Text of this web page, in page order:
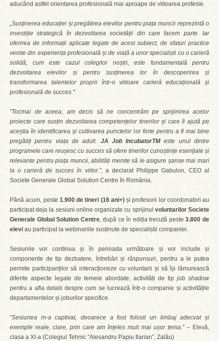
aducând astfel orientarea profesională mai aproape de viitoarea profesie.
„Susținerea educației și pregătirea elevilor pentru piața muncii reprezintă o
investiție strategică în dezvoltarea societății din care facem parte. Iar
oferirea de informații aplicate legate de acest subiect, de sfaturi practice
venite din experiența profesională și de viață a unor specialiști cu o carieră
solidă, cum este cazul colegilor noștri, este fundamentală pentru
dezvoltarea elevilor și pentru susținerea lor în descoperirea și
transformarea talentelor proprii într-o viitoare carieră educațională și
profesională de succes."
"Tocmai de aceea, am decis să ne concentrăm pe sprijinirea acelor
proiecte care susțin dezvoltarea competențelor tinerilor și care îi ajută pe
aceștia în identificarea și cultivarea punctelor lor forte pentru a fi mai bine
pregătiți pentru viața de adult. JA Job IncubatorTM este unul dintre
programele care reușesc cu succes să ofere tinerilor cunoștințe esențiale și
relevante pentru piața muncii, abilități menite să le asigure șanse mai mari
la o carieră de succes în viitor.”, a declarat Philippe Gabulon, CEO al
Societe Generale Global Solution Centre în România.
Până acum, peste 1.900 de tineri (16 ani+)și profesorii lor coordonatori au
participat deja la sesiuni online organizate cu sprijinul voluntarilor Societe
Generale Global Solution Centre, după ce în ediția trecută peste3.800 de
elevi au participat la webinariile susținute de specialiștii companiei.
Sesiunile vor continua și în perioada următoare și vor include și
componente de tip dezbatere, întrebări și răspunsuri, pentru a le putea
permite participanților să interacționeze cu voluntarii și să își lămurească
diferite aspecte legate de temele abordate, activități de tip job shadow
pentru a afla detalii despre cum se lucrează într-o companie și activitățile
departamentelor și joburilor specifice.
”Sesiunea m-a captivat, deoarece a fost folosit un limbaj adecvat și
exemple reale, clare, prin care am înțeles mult mai ușor tema.”– Elevă,
clasa a XI-a (Colegiul Tehnic ”Alesandru Papiu Ilarian”, Zalău)